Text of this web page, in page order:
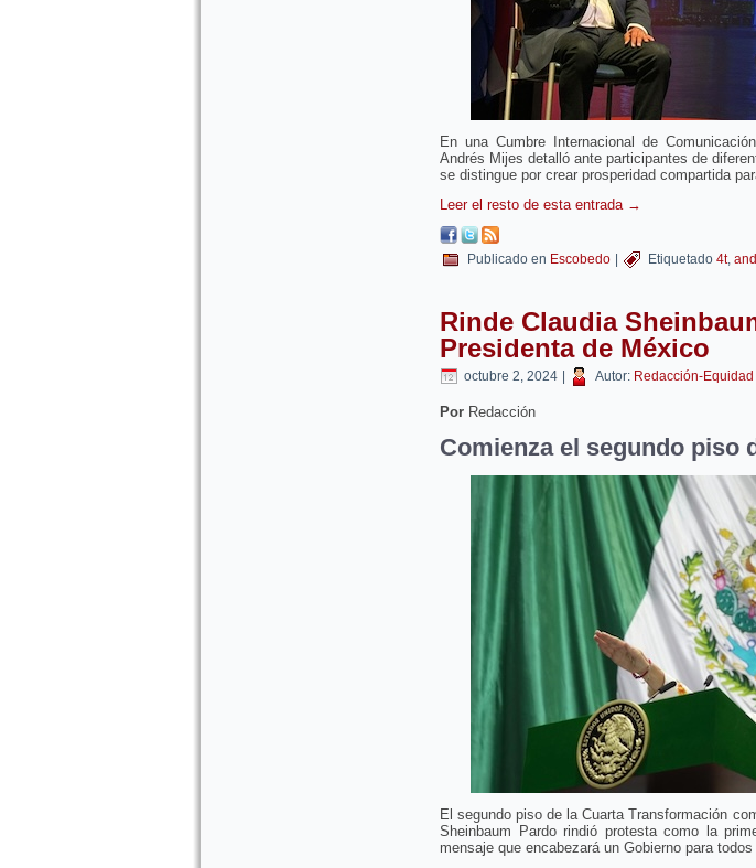
En una Cumbre Internacional de
Andrés Mijes detalló ante participantes de
se distingue por crear prosperidad compartida
Leer el resto de esta entrada →
Publicado en Escobedo Etiquetado 4t,
Rinde Claudia
Presidenta de México
octubre 2, 2024 Autor: Redacción-Equidad
Por Redacción
Comienza el segundo piso
El segundo piso de la Cuarta Transformación
Sheinbaum Pardo rindió protesta como la
mensaje que encabezará un Gobierno para